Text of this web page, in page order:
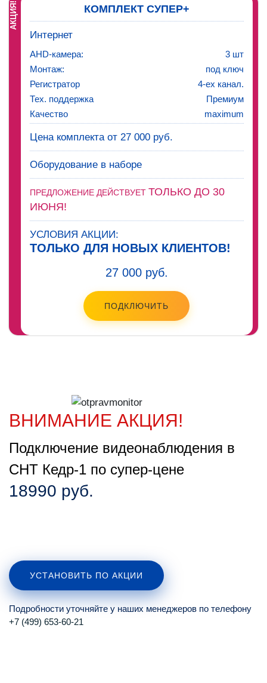
АКЦИЯ! КОМПЛЕКТ СУПЕР+
Интернет
AHD-камера:
3 шт
Монтаж:
под ключ
Регистратор
4-ех канал.
Тех. поддержка
Премиум
Качество
maximum
Цена комплекта от 27 000 руб.
Оборудование в наборе
ПРЕДЛОЖЕНИЕ ДЕЙСТВУЕТ ТОЛЬКО ДО 30
ИЮНЯ!
УСЛОВИЯ АКЦИИ:
ТОЛЬКО ДЛЯ НОВЫХ КЛИЕНТОВ!
27 000 руб.
ПОДКЛЮЧИТЬ
ВНИМАНИЕ АКЦИЯ!
Подключение видеонаблюдения в
СНТ Кедр-1 по супер-цене
18990 руб.
УСТАНОВИТЬ ПО АКЦИИ
Подробности уточняйте у наших менеджеров по телефону
+7 (499) 653-60-21